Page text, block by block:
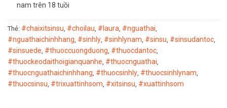
nam trên 18 tuồi
Thẻ: #chaixitsinsu #choilau #laura #nguathai
#nguathaichinhhang #sinhly #sinhlynam #sinsu #sinsudantoc
#sinsuede #thuoccuongduong #thuocdantoc
#thuockeodaithoigianquanhe #thuocnguathai
#thuocnguathaichinhhang #thuocsinhly #thuocsinhlynam
#thuocsinsu #trixuattinhsom #xitsinsu #xuattinhsom